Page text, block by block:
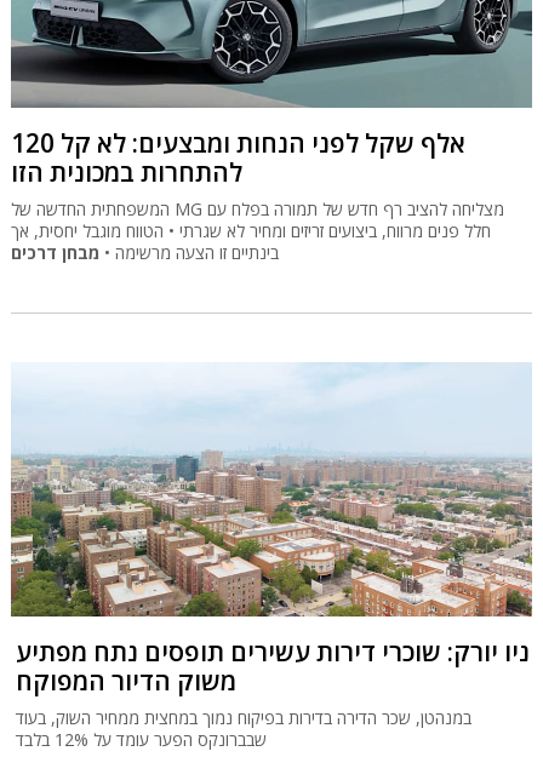
120 אלף שקל לפני הנחות ומבצעים: לא קל
להתחרות במכונית הזו
המשפחתית החדשה של MG מצליחה להציב רף חדש של תמורה בפלח עם
חלל פנים מרווח, ביצועים זריזים ומחיר לא שגרתי • הטווח מוגבל יחסית, אך
בינתיים זו הצעה מרשימה • מבחן דרכים
ניו יורק: שוכרי דירות עשירים תופסים נתח מפתיע
משוק הדיור המפוקח
במנהטן, שכר הדירה בדירות בפיקוח נמוך במחצית ממחיר השוק, בעוד
שבברונקס הפער עומד על 12% בלבד